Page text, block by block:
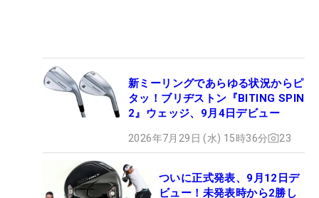
新ミーリングであらゆる状況からピ
タッ！ブリヂストン『BITING SPIN
2』ウェッジ、9月4日デビュー
2026年7月29日 (水) 15時36分 23
ついに正式発表、9月12日デ
ビュー！未発表時から2勝し